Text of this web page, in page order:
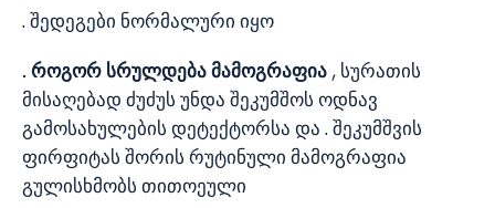
. შედეგები ნორმალური იყო
. როგორ სრულდება მამოგრაფია , სურათის
მისაღებად ძუძუს უნდა შეკუმშოს ოდნავ
გამოსახულების დეტექტორსა და . შეკუმშვის
ფირფიტას შორის რუტინული მამოგრაფია
გულისხმობს თითოეული